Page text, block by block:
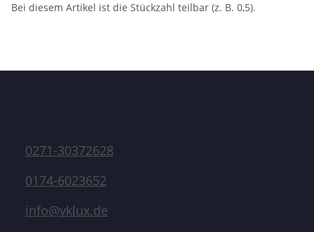
Bei diesem Artikel ist die Stückzahl teilbar (z. B. 0,5).
0271-30372628
0174-6023652
info@vklux.de